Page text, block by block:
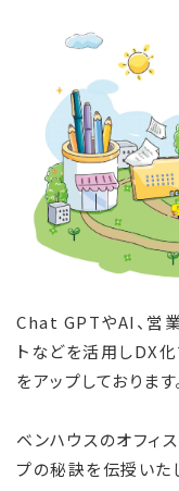
Chat GPTやAI、営
トなどを活用しDX
をアップしております
ベンハウスのオフィ
プの秘訣を伝授いた